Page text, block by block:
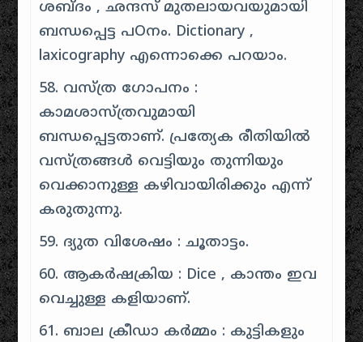
ശബ്ദം , ഛന്ദസ് മുതലായവയുമായി
ബന്ധപ്പെട്ട പOനം. Dictionary ,
laxicography എന്നൊക്കെ പറയാം.
58. വസ്ത്ര ഗോപനം :
കാമശാസ്ത്രവുമായി
ബന്ധപ്പെട്ടതാണ്. പ്രത്യേക രീതിയിൽ
വസ്ത്രങ്ങൾ വെട്ടിയും തുന്നിയും
വെക്കാനുള്ള കഴിവായിരിക്കും എന്ന്
കരുതുന്നു.
59. ദ്യുത വിശേഷം : ചൂതാട്ടം.
60. ആകർഷക്രിയ : Dice , കാന്തം ഇവ
വെച്ചുള്ള കളിയാണ്.
61. ബാല ക്രീഡാ കർമ്മം : കുട്ടികളും